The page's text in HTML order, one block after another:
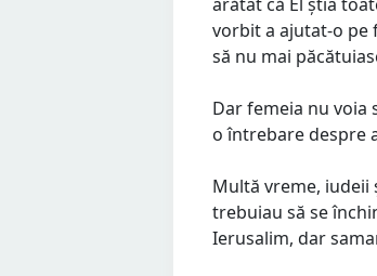
vorbit a ajutat-o pe
să nu mai
Dar femeia nu voia
o întrebare despre
Multă vreme, iudeii
trebuiau să se
Ierusalim, dar